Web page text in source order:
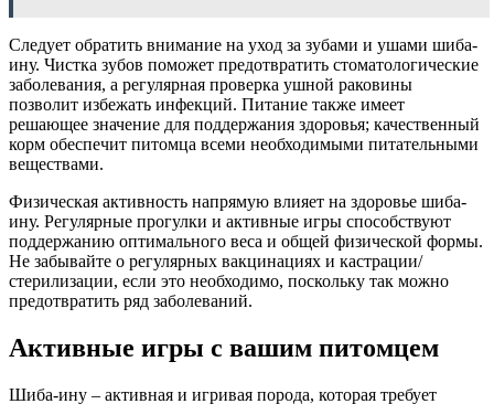
Следует обратить внимание на уход за зубами и ушами шиба-
ину. Чистка зубов поможет предотвратить стоматологические
заболевания, а регулярная проверка ушной раковины
позволит избежать инфекций. Питание также имеет
решающее значение для поддержания здоровья; качественный
корм обеспечит питомца всеми необходимыми питательными
веществами.
Физическая активность напрямую влияет на здоровье шиба-
ину. Регулярные прогулки и активные игры способствуют
поддержанию оптимального веса и общей физической формы.
Не забывайте о регулярных вакцинациях и кастрации/
стерилизации, если это необходимо, поскольку так можно
предотвратить ряд заболеваний.
Активные игры с вашим питомцем
Шиба-ину – активная и игривая порода, которая требует